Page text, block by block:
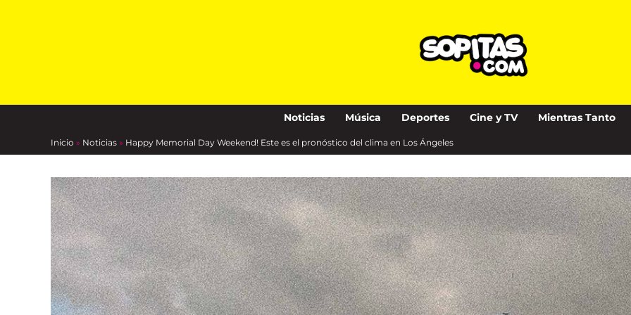
Noticias Música Deportes Cine y TV Mientras Tanto
Inicio » Noticias » Happy Memorial Day Weekend! Este es el pronóstico del clima en Los Ángeles